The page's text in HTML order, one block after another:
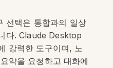
선택은 통합과의 일상
다. Claude Desktop
강력한 도구이며, 노
약을 요청하고 대화에